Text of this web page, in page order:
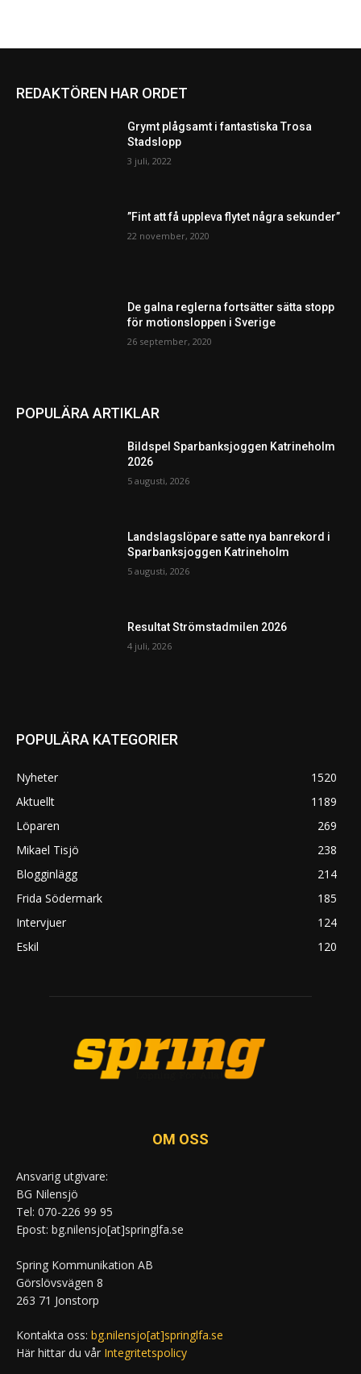
REDAKTÖREN HAR ORDET
Grymt plågsamt i fantastiska Trosa
Stadslopp
3 juli, 2022
”Fint att få uppleva flytet några sekunder”
22 november, 2020
De galna reglerna fortsätter sätta stopp
för motionsloppen i Sverige
26 september, 2020
POPULÄRA ARTIKLAR
Bildspel Sparbanksjoggen Katrineholm
2026
5 augusti, 2026
Landslagslöpare satte nya banrekord i
Sparbanksjoggen Katrineholm
5 augusti, 2026
Resultat Strömstadmilen 2026
4 juli, 2026
POPULÄRA KATEGORIER
Nyheter
1520
Aktuellt
1189
Löparen
269
Mikael Tisjö
238
Blogginlägg
214
Frida Södermark
185
Intervjuer
124
Eskil
120
OM OSS
Ansvarig utgivare:
BG Nilensjö
Tel: 070-226 99 95
Epost: bg.nilensjo[at]springlfa.se
Spring Kommunikation AB
Görslövsvägen 8
263 71 Jonstorp
Kontakta oss: bg.nilensjo[at]springlfa.se
Här hittar du vår Integritetspolicy